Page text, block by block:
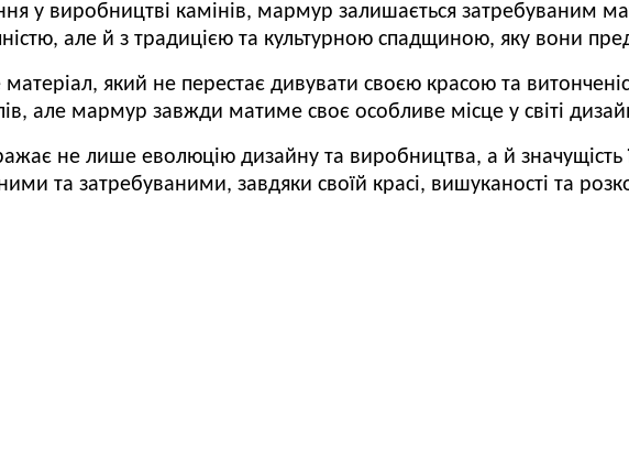
у виробництві камінів, мармур залишається затребуваним
але й з традицією та культурною спадщиною, яку вони
матеріал, який не перестає дивувати своєю красою та
але мармур завжди матиме своє особливе місце у світі
не лише еволюцію дизайну та виробництва, а й значущість
та затребуваними, завдяки своїй красі, вишуканості та